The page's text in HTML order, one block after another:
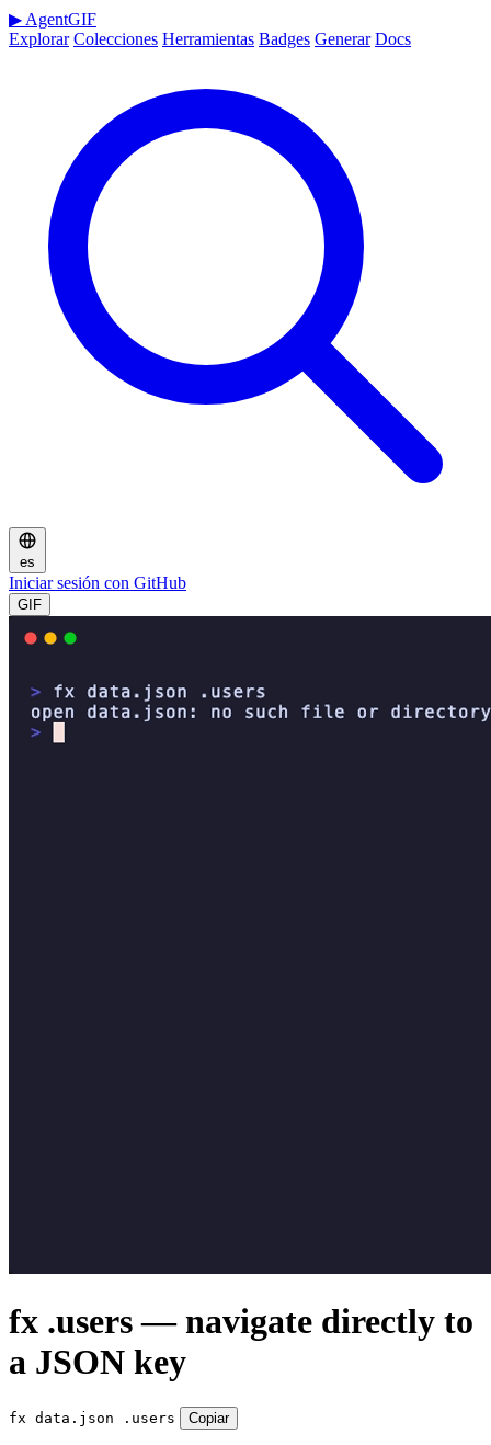
▶ AgentGIF
Explorar Colecciones Herramientas Badges Generar Docs
es
Iniciar sesión con GitHub
GIF
fx .users — navigate directly to
a JSON key
fx data.json .users Copiar